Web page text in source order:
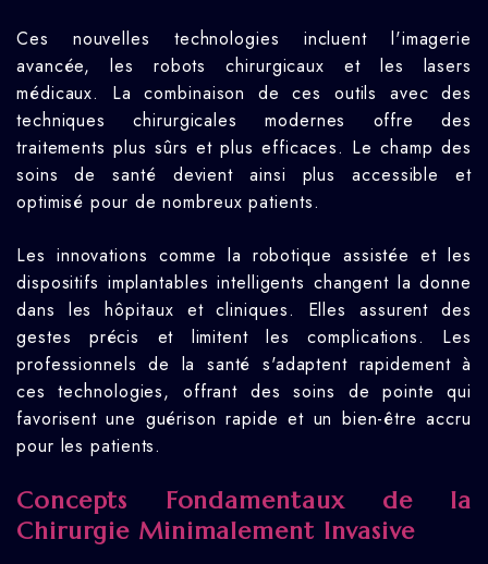
Ces nouvelles technologies incluent l'imagerie
avancée, les robots chirurgicaux et les lasers
médicaux. La combinaison de ces outils avec des
techniques chirurgicales modernes offre des
traitements plus sûrs et plus efficaces. Le champ des
soins de santé devient ainsi plus accessible et
optimisé pour de nombreux patients.
Les innovations comme la robotique assistée et les
dispositifs implantables intelligents changent la donne
dans les hôpitaux et cliniques. Elles assurent des
gestes précis et limitent les complications. Les
professionnels de la santé s'adaptent rapidement à
ces technologies, offrant des soins de pointe qui
favorisent une guérison rapide et un bien-être accru
pour les patients.
Concepts Fondamentaux de la
Chirurgie Minimalement Invasive